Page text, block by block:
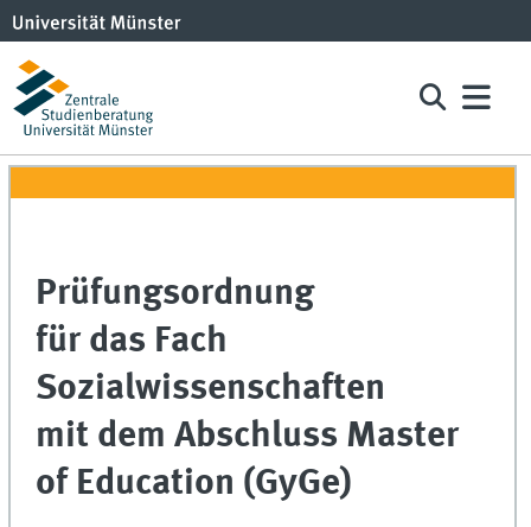
Prüfungsordnung
für das Fach
Sozialwissenschaften
mit dem Abschluss Master
of Education (GyGe)